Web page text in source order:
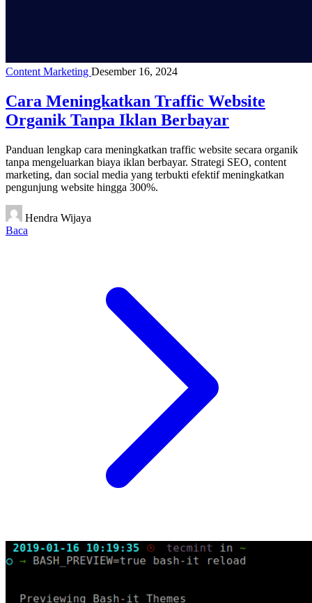
Content Marketing Desember 16, 2024
Cara Meningkatkan Traffic Website
Organik Tanpa Iklan Berbayar
Panduan lengkap cara meningkatkan traffic website secara organik
tanpa mengeluarkan biaya iklan berbayar. Strategi SEO, content
marketing, dan social media yang terbukti efektif meningkatkan
pengunjung website hingga 300%.
Hendra Wijaya
Baca